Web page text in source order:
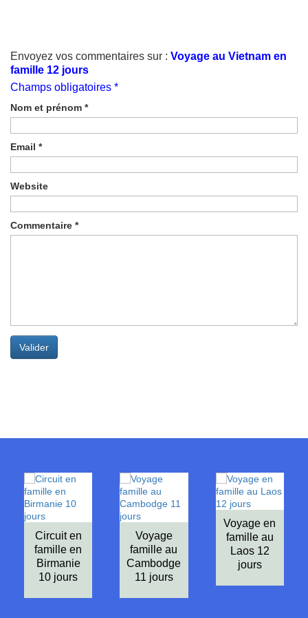
Envoyez vos commentaires sur : Voyage au Vietnam en
famille 12 jours
Champs obligatoires *
Nom et prénom *
Email *
Website
Commentaire *
Valider
Circuit en
famille en
Birmanie
10 jours
Voyage
famille au
Cambodge
11 jours
Voyage en
famille au
Laos 12
jours